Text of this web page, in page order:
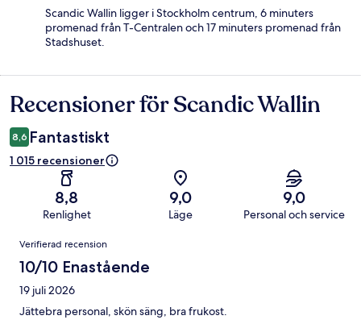
Scandic Wallin ligger i Stockholm centrum, 6 minuters
promenad från T-Centralen och 17 minuters promenad från
Stadshuset.
Recensioner
Recensioner för Scandic Wallin
8,6 Fantastiskt
1 015 recensioner
8,8
Renlighet
9,0
Läge
9,0
Personal och service
Recensioner
Verifierad recension
10/10 Enastående
19 juli 2026
Jättebra personal, skön säng, bra frukost.